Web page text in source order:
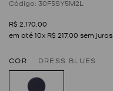
: 30F5SY5M2L
R$ 2 170 00
em até10x R$ 217,00 sem juros
COR DRESS BLUES